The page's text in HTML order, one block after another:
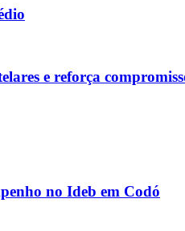
e reforça
no Ideb em Codó